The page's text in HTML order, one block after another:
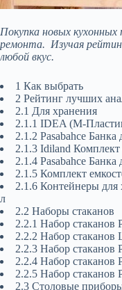
Покупка новых
ремонта. Изучая
любой вкус.
1 Как выбрать
2 Рейтинг лучших
2.1 Для хранения
2.1.1 IDEA (М-
2.1.2 Pasabahce
2.1.3 Idiland
2.1.4 Pasabahce
2.1.5 Комплект
2.1.6 Контейнеры для
л
2.2 Наборы стаканов
2.2.1 Набор стаканов
2.2.2 Набор стаканов
2.2.3 Набор стаканов
2.2.4 Набор стаканов
2.2.5 Набор стаканов
2.3 Столовые